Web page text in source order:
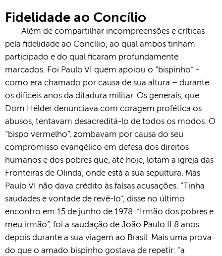
Fidelidade ao Concílio
Além de compartilhar incompreensões e críticas
pela fidelidade ao Concílio, ao qual ambos tinham
participado e do qual ficaram profundamente
marcados. Foi Paulo VI quem apoiou o “bispinho” -
como era chamado por causa de sua altura – durante
os difíceis anos da ditadura militar. Os generais, que
Dom Hélder denunciava com coragem profética os
abusos, tentavam desacreditá-lo de todos os modos. O
“bispo vermelho”, zombavam por causa do seu
compromisso evangélico em defesa dos direitos
humanos e dos pobres que, até hoje, lotam a igreja das
Fronteiras de Olinda, onde está a sua sepultura. Mas
Paulo VI não dava crédito às falsas acusações. “Tinha
saudades e vontade de revê-lo”, disse no último
encontro em 15 de junho de 1978. “Irmão dos pobres e
meu irmão”, foi a saudação de João Paulo II 8 anos
depois durante a sua viagem ao Brasil. Mais uma prova
do que o amado bispinho gostava de repetir: "a